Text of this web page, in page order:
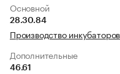
Основной
28.30.84
Производство
Дополнительные
46.61